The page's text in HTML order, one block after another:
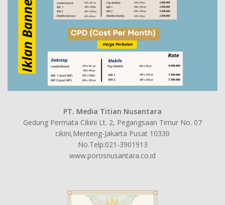
PT. Media Titian Nusantara
Gedung Permata Cikini Lt. 2, Pegangsaan Timur No. 07
cikini,Menteng-Jakarta Pusat 10330
No.Telp:021-3901913
www.porosnusantara.co.id